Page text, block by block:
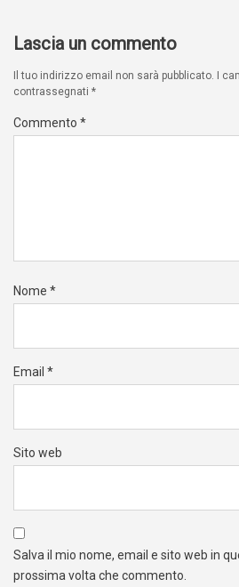
Lascia un commento
Il tuo indirizzo email non sarà pubblicato.
I
contrassegnati *
Commento *
Nome *
Email *
Sito web
Salva il mio nome, email e sito web in
prossima volta che commento.